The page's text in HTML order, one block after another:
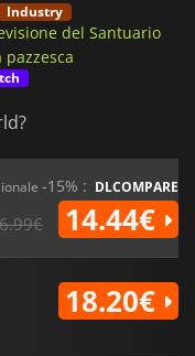
Industry
del Santuario
-15% : DLCOMPARE
14.44€
18.20€